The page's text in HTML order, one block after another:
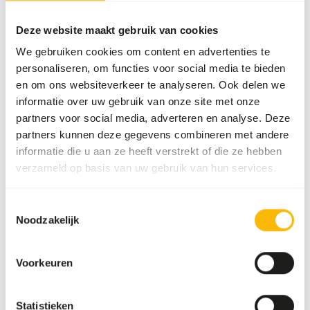
Deze website maakt gebruik van cookies
We gebruiken cookies om content en advertenties te
personaliseren, om functies voor social media te bieden
en om ons websiteverkeer te analyseren. Ook delen we
informatie over uw gebruik van onze site met onze
partners voor social media, adverteren en analyse. Deze
partners kunnen deze gegevens combineren met andere
informatie die u aan ze heeft verstrekt of die ze hebben
verzameld op basis van uw gebruik van hun services.
Noodzakelijk
Voorkeuren
Statistieken
Prijs per:kg
SUCCESS:
UIT VOORRAAD LEVERBAAR
Meer informatie